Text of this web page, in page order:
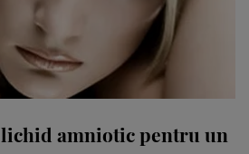
amniotic pentru un